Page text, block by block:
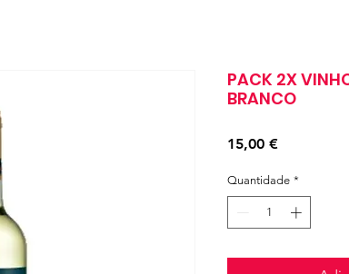
PACK 2X
BRANCO
15,00 €Preço
Quantidade *